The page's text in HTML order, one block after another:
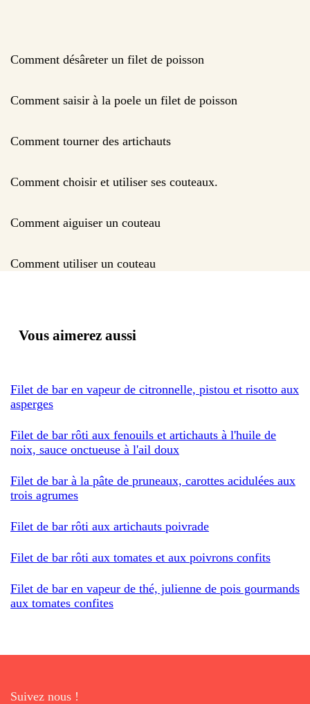
Comment désâreter un filet de poisson
Comment saisir à la poele un filet de poisson
Comment tourner des artichauts
Comment choisir et utiliser ses couteaux.
Comment aiguiser un couteau
Comment utiliser un couteau
Vous aimerez aussi
Filet de bar en vapeur de citronnelle, pistou et risotto aux
asperges
Filet de bar rôti aux fenouils et artichauts à l'huile de
noix, sauce onctueuse à l'ail doux
Filet de bar à la pâte de pruneaux, carottes acidulées aux
trois agrumes
Filet de bar rôti aux artichauts poivrade
Filet de bar rôti aux tomates et aux poivrons confits
Filet de bar en vapeur de thé, julienne de pois gourmands
aux tomates confites
Suivez nous !